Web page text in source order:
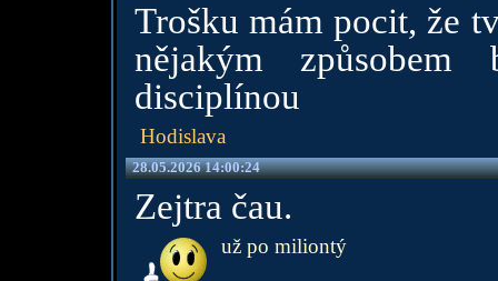
Trošku mám pocit, že
nějakým
disciplínou
Hodislava
28.05.2026 14:00:24
Zejtra čau.
už po miliontý